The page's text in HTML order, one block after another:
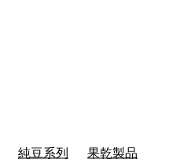
純豆系列 果乾製品